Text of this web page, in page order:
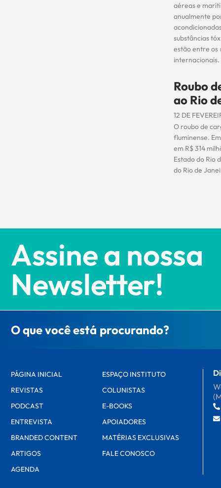
aéreas e
anualmente
substâncias
estão entre os
Roubo
ao Rio
12 DE
O roubo de
fluminense.
em R$ 314
Estado do Rio
do Rio de
Assine a nossa
Newsletter!
O que você está procurando?
PÁGINA INICIAL
REVISTAS
PODCAST
ENTREVISTA
BRANDED CONTENT
ARTIGOS
AGENDA
ESPAÇO INSTITUTO
COLUNISTAS
E-BOOKS
APOIADORES
MATÉRIAS EXCLUSIVAS
FALE CONOSCO